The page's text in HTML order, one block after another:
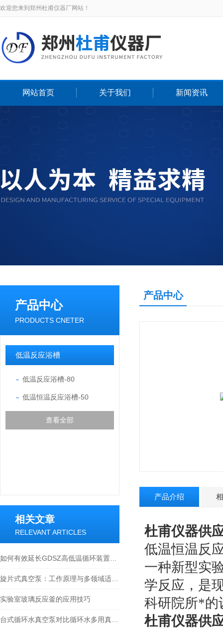
欢迎您来到郑州杜甫仪器厂网站！
网站首页 关于我们 新闻资讯
产品中心
PRODUCTS CNETER
低温反应浴槽
低温反应浴槽-80
低温恒温反应浴槽-50
查看全部
相关文章
RELEVANT ARTICLES
实验室玻璃反应釜的应用技巧
产品中心
产品介绍
杜甫仪器供
低温恒温反
一种新型实
学反应，是
科研院所*的
杜甫仪器供